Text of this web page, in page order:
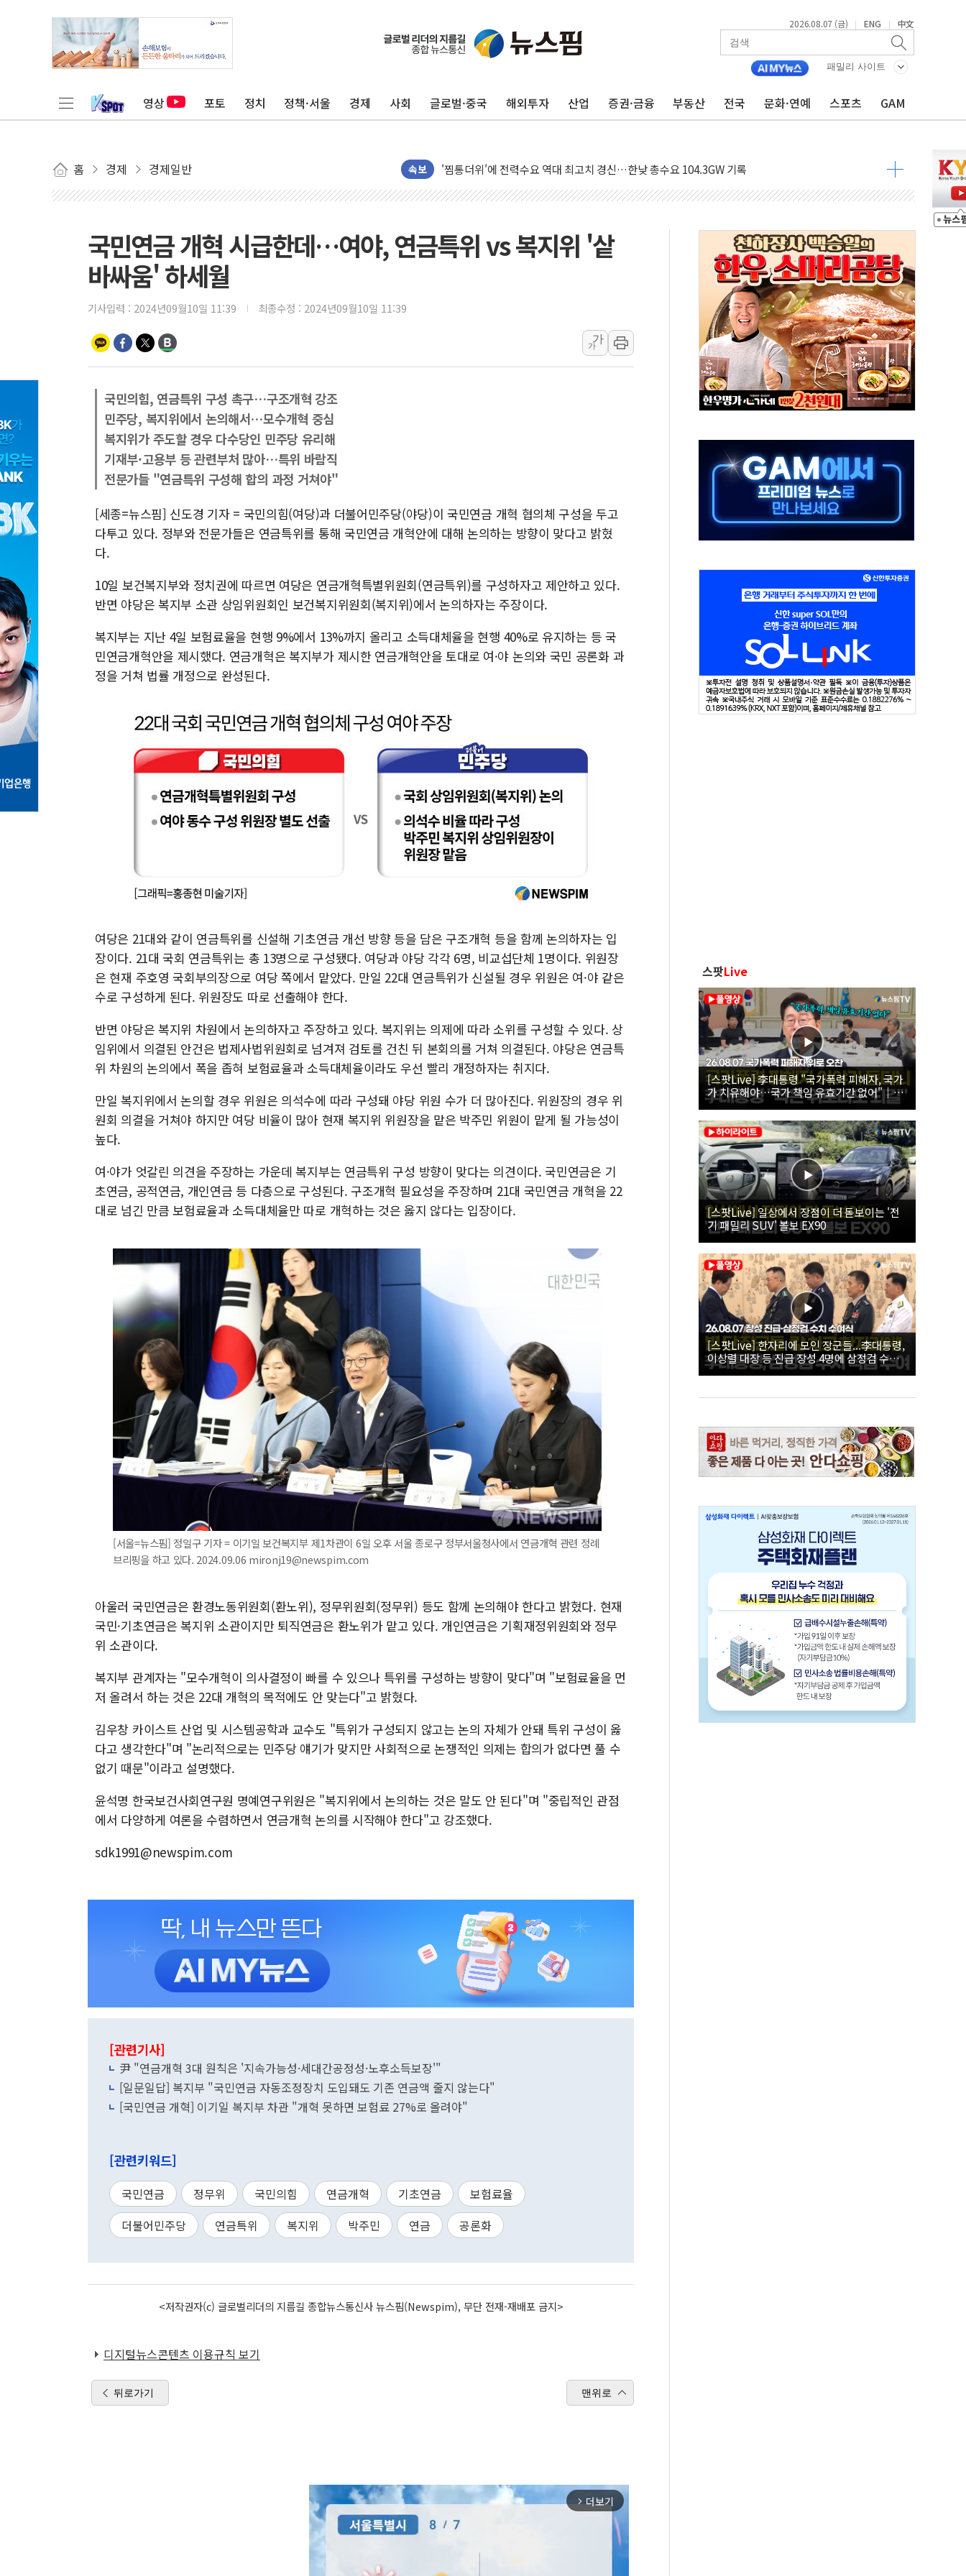
2026.08.07 (금) | ENG | 中文
패밀리 사이트
영상 포토 정치 정책·서울 경제 사회 글로벌·중국 해외투자 산업 증권·금융 부동산 전국 문화·연예 스포츠 GAM
홈 경제 경제일반 속보
신길동 신축도 3.3㎡당 7250만원…써밋 클라비온 59㎡ 18억원대
용산공원·그린벨트로 또 충돌…반복되는 국토부-서울시 '정책 엇박자'
[코인시황] 비트코인 6만4000달러대 횡보…고래·ETF 매수에도 고유가·금리·입법 지연 '삼중 부담'
[베트남 증시] 유동성 부진 지속, 강보합 마감...석유·가스주 올랐지만 빈그룹이 상쇄
후티 반군, 예멘 정부군과 사우디 동시 공격… 위기 고조되는 또 다른 중동 화약고
42.5도 역대급 폭염…동물들도 특별식으로 여름나기 [뉴스핌 줌인]
포스코홀딩스, 포스코인터·DX 지분 일부 매각
태국 학교서 중학생 총기 난사...최소 7명 사망
40.2도 찍은 서울 등 폭염중대경보 해제…누적 온열질환자 2872명
"文정부 악몽 재현 안돼"...李 부동산 세제안에 與 내부서 '총선·대선 직격탄' 우려
李대통령, 호우 피해 경북 안동·의성 특별재난지역 선포
'변기 수리' 집주인에게 흉기 휘두른 30대 세입자…경찰, 현행범 체포
국민연금 개혁 시급한데…여야, 연금특위 vs 복지위 '샅
바싸움' 하세월
기사입력 : 2024년09월10일 11:39 최종수정 : 2024년09월10일 11:39
가
가
국민의힘, 연금특위 구성 촉구…구조개혁 강조
민주당, 복지위에서 논의해서…모수개혁 중심
복지위가 주도할 경우 다수당인 민주당 유리해
기재부·고용부 등 관련부처 많아…특위 바람직
전문가들 "연금특위 구성해 합의 과정 거쳐야"
[세종=뉴스핌] 신도경 기자 = 국민의힘(여당)과 더불어민주당(야당)이 국민연금 개혁 협의체 구성을 두고
다투고 있다. 정부와 전문가들은 연금특위를 통해 국민연금 개혁안에 대해 논의하는 방향이 맞다고 밝혔
다.
10일 보건복지부와 정치권에 따르면 여당은 연금개혁특별위원회(연금특위)를 구성하자고 제안하고 있다.
반면 야당은 복지부 소관 상임위원회인 보건복지위원회(복지위)에서 논의하자는 주장이다.
복지부는 지난 4일 보험료율을 현행 9%에서 13%까지 올리고 소득대체율을 현행 40%로 유지하는 등 국
민연금개혁안을 제시했다. 연금개혁은 복지부가 제시한 연금개혁안을 토대로 여·야 논의와 국민 공론화 과
정을 거쳐 법률 개정으로 완성된다.
여당은 21대와 같이 연금특위를 신설해 기초연금 개선 방향 등을 담은 구조개혁 등을 함께 논의하자는 입
장이다. 21대 국회 연금특위는 총 13명으로 구성됐다. 여당과 야당 각각 6명, 비교섭단체 1명이다. 위원장
은 현재 주호영 국회부의장으로 여당 쪽에서 맡았다. 만일 22대 연금특위가 신설될 경우 위원은 여·야 같은
수로 구성하게 된다. 위원장도 따로 선출해야 한다.
반면 야당은 복지위 차원에서 논의하자고 주장하고 있다. 복지위는 의제에 따라 소위를 구성할 수 있다. 상
임위에서 의결된 안건은 법제사법위원회로 넘겨져 검토를 건친 뒤 본회의를 거쳐 의결된다. 야당은 연금특
위 차원의 논의에서 폭을 좁혀 보험료율과 소득대체율이라도 우선 빨리 개정하자는 취지다.
만일 복지위에서 논의할 경우 위원은 의석수에 따라 구성돼 야당 위원 수가 더 많아진다. 위원장의 경우 위
원회 의결을 거쳐야 하지만 여당 비율이 많아 현재 복지위 위원장을 맡은 박주민 위원이 맡게 될 가능성이
높다.
여·야가 엇갈린 의견을 주장하는 가운데 복지부는 연금특위 구성 방향이 맞다는 의견이다. 국민연금은 기
초연금, 공적연금, 개인연금 등 다층으로 구성된다. 구조개혁 필요성을 주장하며 21대 국민연금 개혁을 22
대로 넘긴 만큼 보험료율과 소득대체율만 따로 개혁하는 것은 옳지 않다는 입장이다.
[서울=뉴스핌] 정일구 기자 = 이기일 보건복지부 제1차관이 6일 오후 서울 종로구 정부서울청사에서 연금개혁 관련 정례
브리핑을 하고 있다. 2024.09.06 mironj19@newspim.com
아울러 국민연금은 환경노동위원회(환노위), 정무위원회(정무위) 등도 함께 논의해야 한다고 밝혔다. 현재
국민·기초연금은 복지위 소관이지만 퇴직연금은 환노위가 맡고 있다. 개인연금은 기획재정위원회와 정무
위 소관이다.
복지부 관계자는 "모수개혁이 의사결정이 빠를 수 있으나 특위를 구성하는 방향이 맞다"며 "보험료율을 먼
저 올려서 하는 것은 22대 개혁의 목적에도 안 맞는다"고 밝혔다.
김우창 카이스트 산업 및 시스템공학과 교수도 "특위가 구성되지 않고는 논의 자체가 안돼 특위 구성이 옳
다고 생각한다"며 "논리적으로는 민주당 얘기가 맞지만 사회적으로 논쟁적인 의제는 합의가 없다면 풀 수
없기 때문"이라고 설명했다.
윤석명 한국보건사회연구원 명예연구위원은 "복지위에서 논의하는 것은 말도 안 된다"며 "중립적인 관점
에서 다양하게 여론을 수렴하면서 연금개혁 논의를 시작해야 한다"고 강조했다.
sdk1991@newspim.com
[관련기사]
尹 "연금개혁 3대 원칙은 '지속가능성·세대간공정성·노후소득보장'"
[일문일답] 복지부 "국민연금 자동조정장치 도입돼도 기존 연금액 줄지 않는다"
[국민연금 개혁] 이기일 복지부 차관 "개혁 못하면 보험료 27%로 올려야"
[관련키워드]
국민연금 정무위 국민의힘 연금개혁 기초연금
보험료율
더불어민주당
연금특위 복지위 박주민 연금 공론화
<저작권자(c) 글로벌리더의 지름길 종합뉴스통신사 뉴스핌(Newspim), 무단 전재-재배포 금지>
디지털뉴스콘텐츠 이용규칙 보기
뒤로가기 맨위로
arrow_forward_ios 더보기
스팟Live
[스팟Live] 李대통령 "국가폭력 피해자, 국가
가 치유해야…국가 책임 유효기간 없어"｜
26.08.07 국가폭력 피해자 위로 오찬
[스팟Live] 일상에서 장점이 더 돋보이는 '전
기 패밀리 SUV' 볼보 EX90
[스팟Live] 한자리에 모인 장군들...李대통령,
이상렬 대장 등 진급 장성 4명에 삼정검 수치
직접 수여｜26.08.07 장성 진급·삼정검 수치